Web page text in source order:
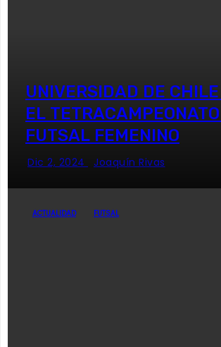
UNIVERSIDAD DE
EL
FUTSAL FEMENINO
Dic 2, 2024 Joaquín Rivas
ACTUALIDAD FUTSAL